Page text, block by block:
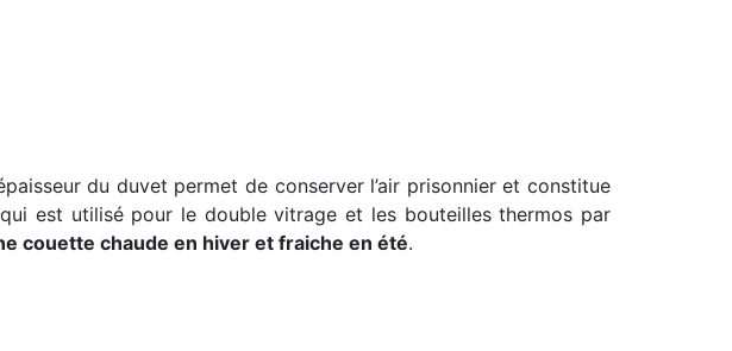
du duvet permet de conserver l’air prisonnier et constitue
est utilisé pour le double vitrage et les bouteilles thermos par
couette chaude en hiver et fraiche en été.